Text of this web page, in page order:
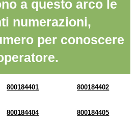
a questo arco le
numerazioni,
per conoscere
800184401 800184402
800184404 800184405